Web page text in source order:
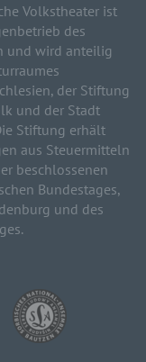
Volkstheater ist
des
und wird anteilig
der Stiftung
und der Stadt
Stiftung erhält
aus Steuermitteln
beschlossenen
Bundestages,
und des